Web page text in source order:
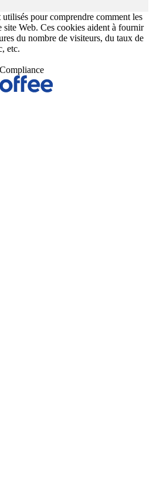
pour comprendre comment les
site Web. Ces cookies aident à fournir
du nombre de visiteurs, du taux de
etc.